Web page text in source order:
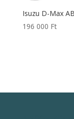
Isuzu D-Max
196 000 Ft